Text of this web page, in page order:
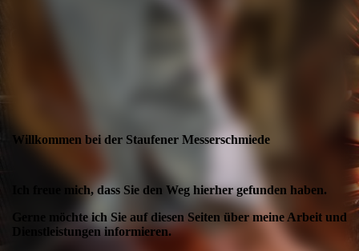
Willkommen bei der Staufener Messerschmiede
Ich freue mich, dass Sie den Weg hierher gefunden haben.
Gerne möchte ich Sie auf diesen Seiten über meine Arbeit und
Dienstleistungen informieren.